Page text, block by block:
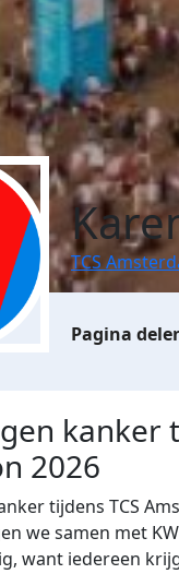
TCS
kanker
2026
tijdens TCS
we samen met
want iedereen